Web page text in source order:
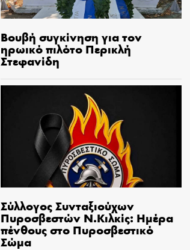
Βουβή συγκίνηση για τον
ηρωικό πιλότο Περικλή
Στεφανίδη
Σύλλογος Συνταξιούχων
Πυροσβεστών Ν.Κιλκίς: Ημέρα
πένθους στο Πυροσβεστικό
Σώμα